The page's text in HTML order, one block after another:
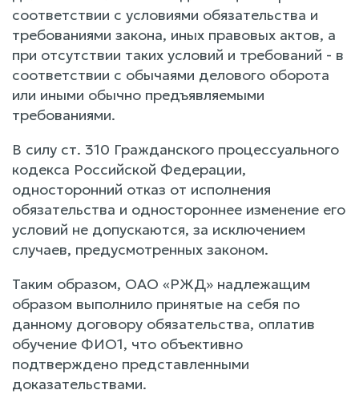
соответствии с условиями обязательства и
требованиями закона, иных правовых актов, а
при отсутствии таких условий и требований - в
соответствии с обычаями делового оборота
или иными обычно предъявляемыми
требованиями.
В силу ст. 310 Гражданского процессуального
кодекса Российской Федерации,
односторонний отказ от исполнения
обязательства и одностороннее изменение его
условий не допускаются, за исключением
случаев, предусмотренных законом.
Таким образом, ОАО «РЖД» надлежащим
образом выполнило принятые на себя по
данному договору обязательства, оплатив
обучение ФИО1, что объективно
подтверждено представленными
доказательствами.